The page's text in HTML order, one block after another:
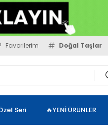
Favorilerim Doğal Taşlar
Seri 🔥YENİ ÜRÜNLER